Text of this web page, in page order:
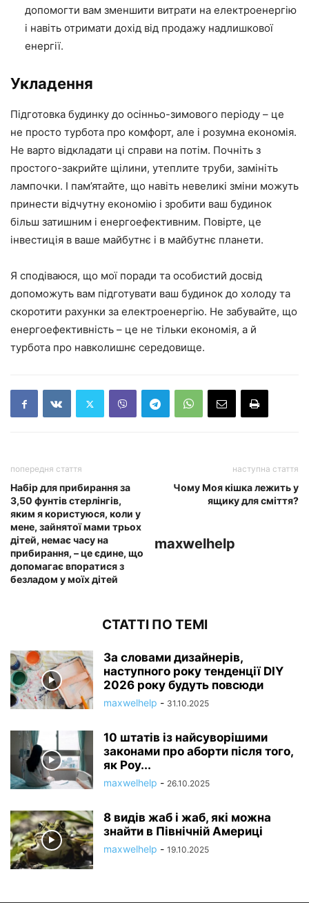
допомогти вам зменшити витрати на електроенергію
і навіть отримати дохід від продажу надлишкової
енергії.
Укладення
Підготовка будинку до осінньо-зимового періоду – це
не просто турбота про комфорт, але і розумна економія.
Не варто відкладати ці справи на потім. Почніть з
простого-закрийте щілини, утеплите труби, замініть
лампочки. І пам’ятайте, що навіть невеликі зміни можуть
принести відчутну економію і зробити ваш будинок
більш затишним і енергоефективним. Повірте, це
інвестиція в ваше майбутнє і в майбутнє планети.
Я сподіваюся, що мої поради та особистий досвід
допоможуть вам підготувати ваш будинок до холоду та
скоротити рахунки за електроенергію. Не забувайте, що
енергоефективність – це не тільки економія, а й
турбота про навколишнє середовище.
попередня стаття
Набір для прибирання за
3,50 фунтів стерлінгів,
яким я користуюся, коли у
мене, зайнятої мами трьох
дітей, немає часу на
прибирання, – це єдине, що
допомагає впоратися з
безладом у моїх дітей
наступна стаття
Чому Моя кішка лежить у
ящику для сміття?
maxwelhelp
СТАТТІ ПО ТЕМІ
За словами дизайнерів,
наступного року тенденції DIY
2026 року будуть повсюди
maxwelhelp - 31.10.2025
10 штатів із найсуворішими
законами про аборти після того,
як Роу...
maxwelhelp - 26.10.2025
8 видів жаб і жаб, які можна
знайти в Північній Америці
maxwelhelp - 19.10.2025